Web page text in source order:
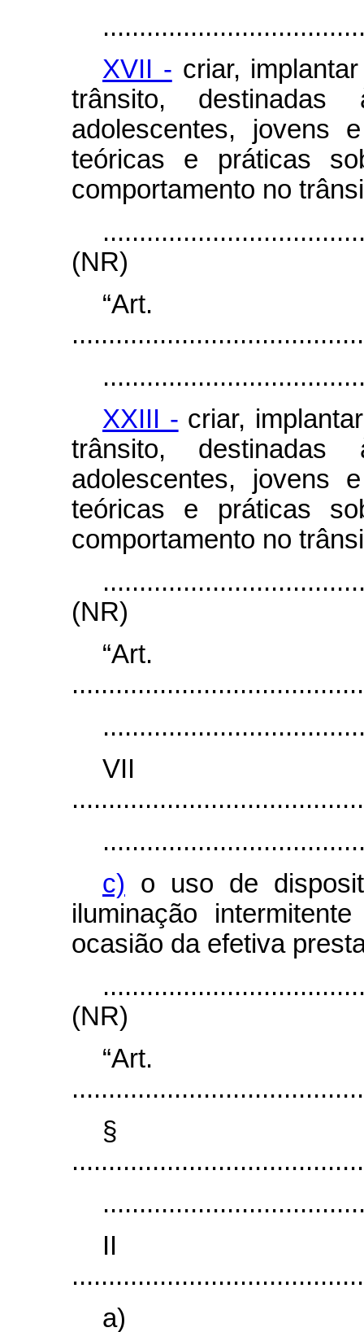
XVII - criar,
trânsito,
adolescentes, jovens
teóricas e práticas
comportamento no
(NR)
XXIII - criar,
trânsito,
adolescentes, jovens
teóricas e práticas
comportamento no
(NR)
c) o uso de
iluminação
ocasião da efetiva
(NR)
§
a)